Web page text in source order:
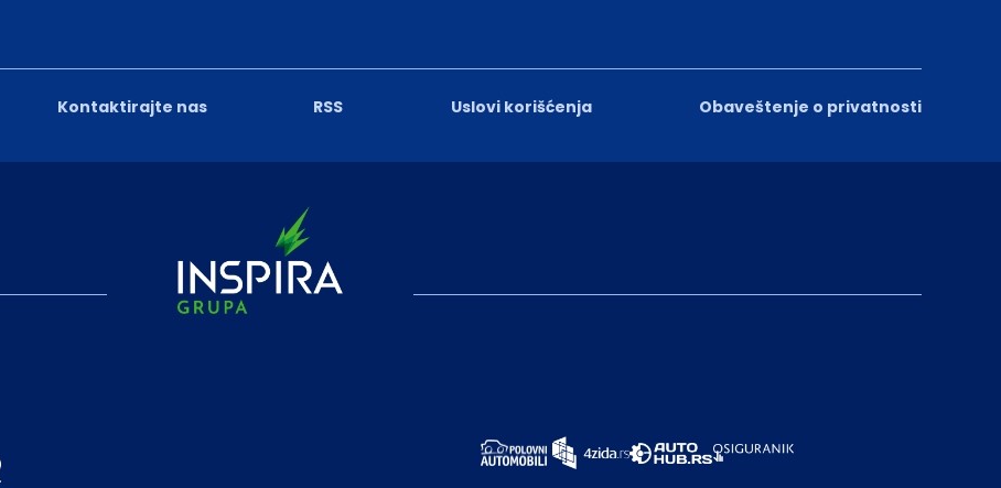
Kontaktirajte nas RSS Uslovi korišćenja Obaveštenje o privatnosti